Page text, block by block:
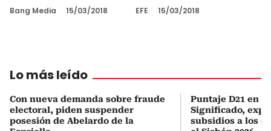
Bang Media 15/03/2018 EFE 15/03/2018
Lo más leído
Con nueva demanda sobre fraude
electoral, piden suspender
posesión de Abelardo de la
Puntaje D21 en
Significado,
subsidios a los